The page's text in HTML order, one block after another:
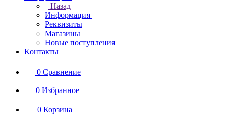
Назад
Информация
Реквизиты
Магазины
Новые поступления
Контакты
0 Сравнение
0 Избранное
0 Корзина